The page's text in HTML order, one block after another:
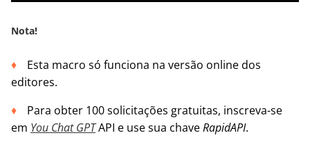
Nota!
Esta macro só funciona na versão online dos
editores.
Para obter 100 solicitações gratuitas, inscreva-se
em You Chat GPTAPI e use sua chaveRapidAPI.